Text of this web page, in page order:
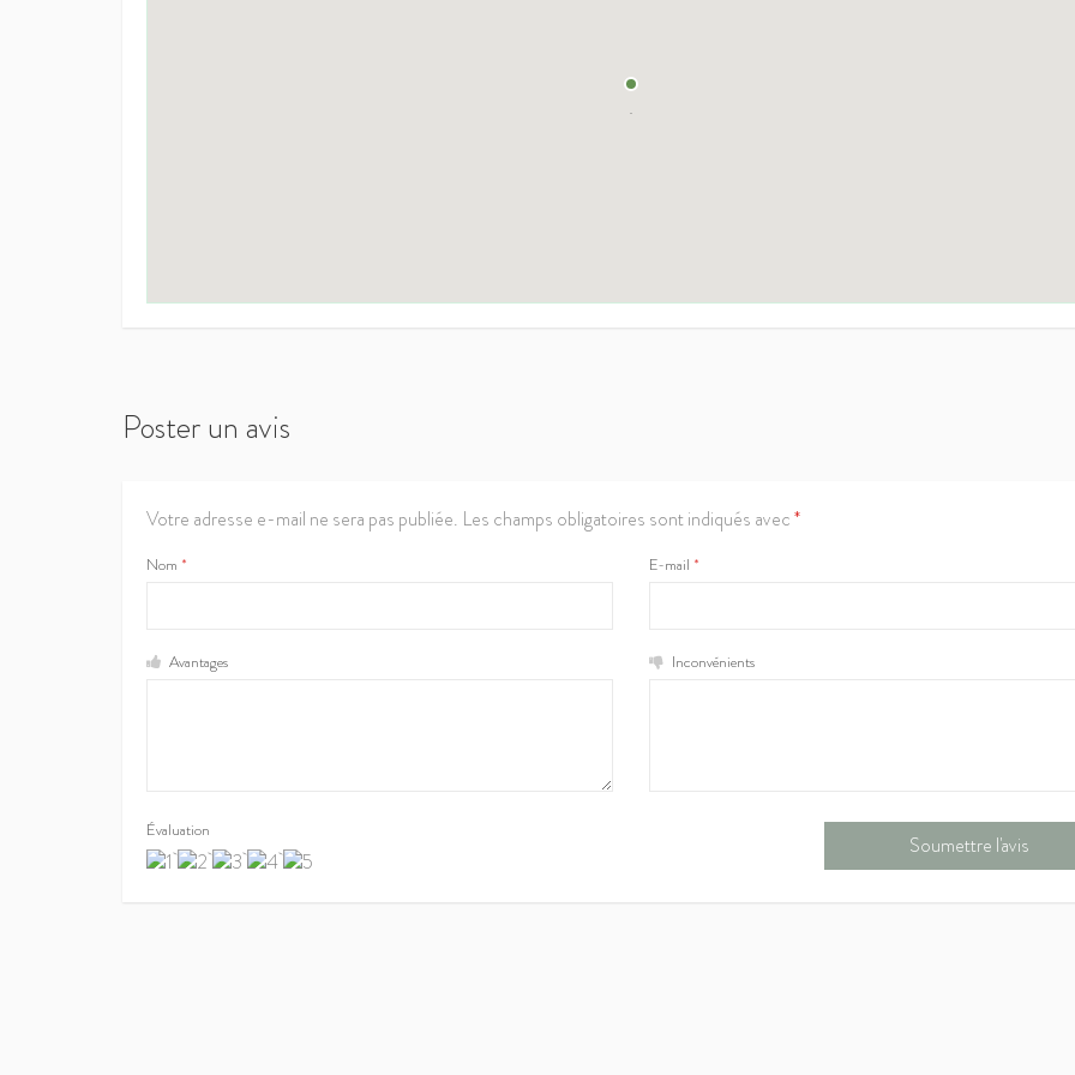
Poster un avis
Votre adresse e-mail ne sera pas publiée. Les champs obligatoires sont indiqués avec*
Nom * E-mail *
Avantages Inconvénients
Évaluation